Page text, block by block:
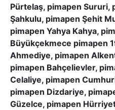
Pürtelaş, pimapen Sururi,
Şahkulu, pimapen Şehit
pimapen Yahya Kahya,
Büyükçekmece pimapen
Ahmediye, pimapen
pimapen Bahçelievler,
Celaliye, pimapen
pimapen Dizdariye,
Güzelce, pimapen